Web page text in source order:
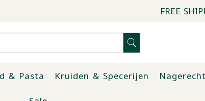
FREE
& Pasta Kruiden & Specerijen